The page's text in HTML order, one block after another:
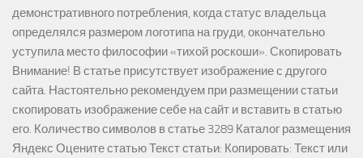
демонстративного потребления, когда статус владельца
определялся размером логотипа на груди, окончательно
уступила место философии «тихой роскоши». Скопировать
Внимание! В статье присутствует изображение с другого
сайта. Настоятельно рекомендуем при размещении статьи
скопировать изображение себе на сайт и вставить в статью
его. Количество символов в статье 3289 Каталог размещения
Яндекс Оцените статью Текст статьи: Копировать: Текст или